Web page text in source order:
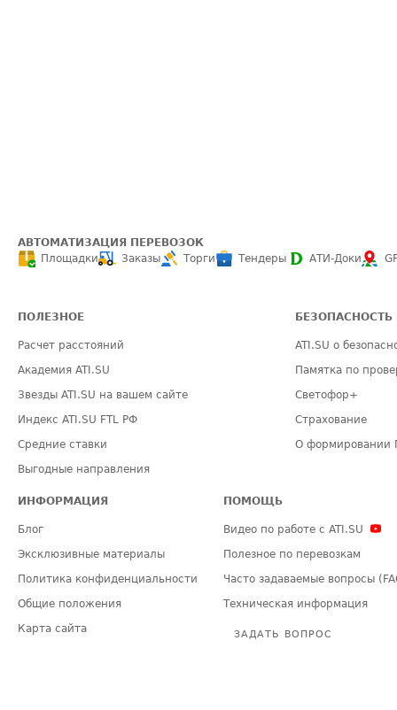
АВТОМАТИЗАЦИЯ ПЕРЕВОЗОК
Площадки
Заказы Торги Тендеры АТИ-Доки
ПОЛЕЗНОЕ
Расчет расстояний
Академия ATI.SU
Звезды ATI.SU на вашем сайте
Индекс ATI.SU FTL РФ
Средние ставки
Выгодные направления
БЕЗОПАСНОСТЬ
ATI.SU о
Памятка по
Светофор+
Страхование
О формировании
ИНФОРМАЦИЯ
Блог
Эксклюзивные материалы
Политика конфиденциальности
Общие положения
Карта сайта
ПОМОЩЬ
Видео по работе с ATI.SU
Полезное по перевозкам
Часто задаваемые вопросы
Техническая информация
ЗАДАТЬ ВОПРОС